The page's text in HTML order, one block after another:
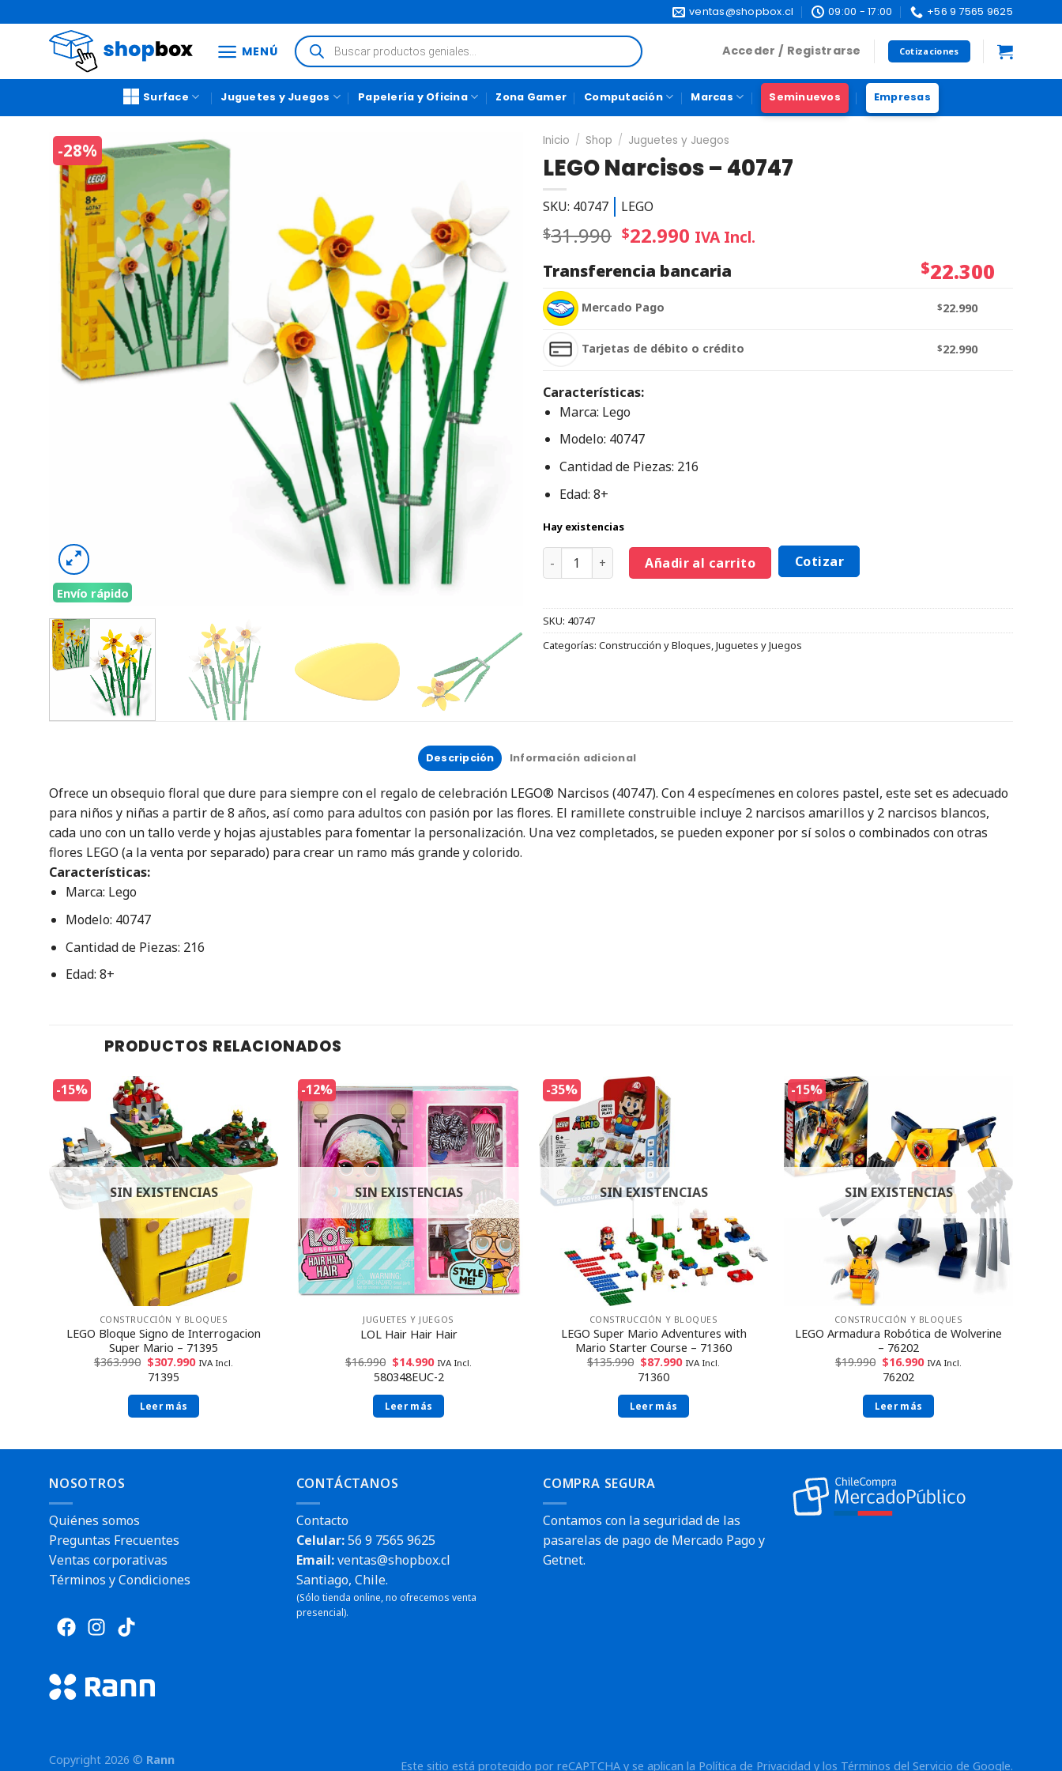
ventas@shopbox.cl 09:00 - 17:00 +56 9 7565 9625
MENÚ Acceder / Registrarse Cotizaciones
Surface Juguetes y Juegos Papelería y Oficina Zona Gamer Computación Marcas Seminuevos Empresas
-28%
Envío rápido
Inicio / Shop / Juguetes y Juegos
LEGO Narcisos – 40747
SKU: 40747 LEGO
$31.990 $22.990 IVA Incl.
Transferencia bancaria
$22.300
Mercado Pago $22.990
Tarjetas de débito o crédito $22.990
Características:
Marca: Lego
Modelo: 40747
Cantidad de Piezas: 216
Edad: 8+
Hay existencias
Añadir al carrito Cotizar
SKU: 40747
Categorías: Construcción y Bloques,Juguetes y Juegos
Descripción Información adicional
Ofrece un obsequio floral que dure para siempre con el regalo de celebración LEGO® Narcisos (40747). Con 4 especímenes en colores pastel, este set es adecuado
para niños y niñas a partir de 8 años, así como para adultos con pasión por las flores. El ramillete construible incluye 2 narcisos amarillos y 2 narcisos blancos,
cada uno con un tallo verde y hojas ajustables para fomentar la personalización. Una vez completados, se pueden exponer por sí solos o combinados con otras
flores LEGO (a la venta por separado) para crear un ramo más grande y colorido.
Características:
Marca: Lego
Modelo: 40747
Cantidad de Piezas: 216
Edad: 8+
PRODUCTOS RELACIONADOS
-15%
Envío rápido
SIN EXISTENCIAS
CONSTRUCCIÓN Y BLOQUES
LEGO Bloque Signo de Interrogacion
Super Mario – 71395
$363.990 $307.990 IVA Incl.
71395
Leer más
-12%
SIN EXISTENCIAS
JUGUETES Y JUEGOS
LOL Hair Hair Hair
$16.990 $14.990 IVA Incl.
580348EUC-2
Leer más
-35%
SIN EXISTENCIAS
CONSTRUCCIÓN Y BLOQUES
LEGO Super Mario Adventures with
Mario Starter Course – 71360
$135.990 $87.990 IVA Incl.
71360
Leer más
-15%
SIN EXISTENCIAS
CONSTRUCCIÓN Y BLOQUES
LEGO Armadura Robótica de Wolverine
– 76202
$19.990 $16.990 IVA Incl.
76202
Leer más
NOSOTROS
Quiénes somos
Preguntas Frecuentes
Ventas corporativas
Términos y Condiciones
CONTÁCTANOS
Contacto
Celular:56 9 7565 9625
Email:ventas@shopbox.cl
Santiago, Chile.
(Sólo tienda online, no ofrecemos venta
presencial).
COMPRA SEGURA
Contamos con la seguridad de las
pasarelas de pago de Mercado Pago y
Getnet.
Este sitio está protegido por reCAPTCHA y se aplican la Política de Privacidad y los Términos del Servicio de Google.
Copyright 2026 © Rann